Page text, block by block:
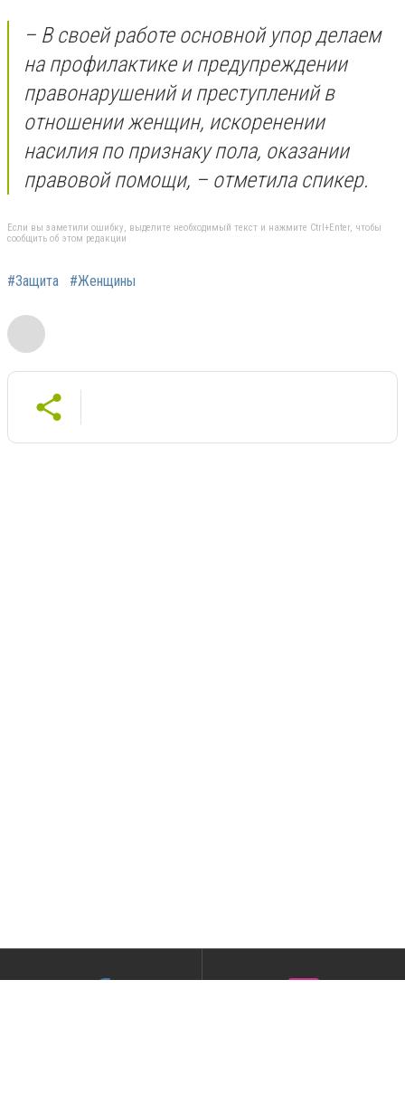
– В своей работе основной упор делаем
на профилактике и предупреждении
правонарушений и преступлений в
отношении женщин, искоренении
насилия по признаку пола, оказании
правовой помощи, – отметила спикер.
Если вы заметили ошибку, выделите необходимый текст и нажмите Ctrl+Enter, чтобы
сообщить об этом редакции
#Защита #Женщины